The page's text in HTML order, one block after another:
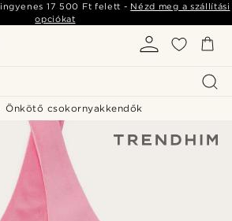
ingyenes 17 500 Ft felett - Nézd meg a szállítási
opciókat
Önkötő csokornyakkendők